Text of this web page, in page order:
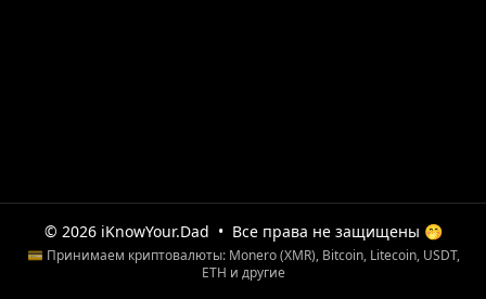
© 2026 iKnowYour.Dad • Все права не защищены 🤭
💳 Принимаем криптовалюты: Monero (XMR), Bitcoin, Litecoin, USDT,
ETH и другие